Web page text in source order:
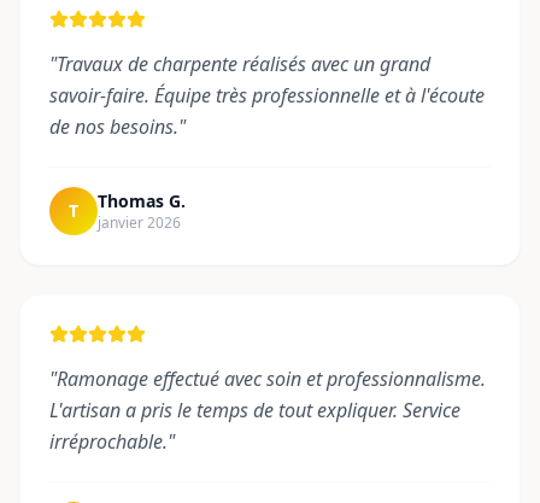
"Travaux de charpente réalisés avec un grand
savoir-faire. Équipe très professionnelle et à l'écoute
de nos besoins."
T Thomas G.
janvier 2026
"Ramonage effectué avec soin et professionnalisme.
L'artisan a pris le temps de tout expliquer. Service
irréprochable."